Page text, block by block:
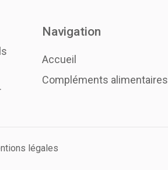
Navigation
Accueil
Compléments alimentaires
légales